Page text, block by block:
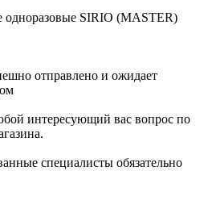
SIRIO (MASTER)
отправлено и ожидает
интересующий вас вопрос по
специалисты обязательно